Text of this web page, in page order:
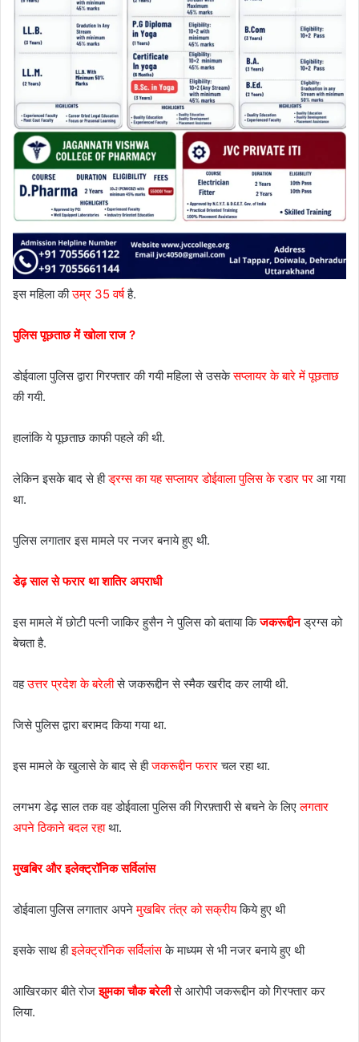
इस महिला कीउम्र 35 वर्षहै.
पुलिस पूछताछ में खोला राज ?
डोईवाला पुलिस द्वारा गिरफ्तार की गयी महिला से उसकेसप्लायर के बारे में पूछताछ
की गयी.
हालांकि ये पूछताछ काफी पहले की थी.
लेकिन इसके बाद से हीड्रग्स का यह सप्लायर डोईवाला पुलिस के रडार पर आ गया
था.
पुलिस लगातार इस मामले पर नजर बनाये हुए थी.
डेढ़ साल से फरार था शातिर अपराधी
इस मामले में छोटी पत्नी जाकिर हुसैन ने पुलिस को बताया किजकरूद्दीनड्रग्स को
बेचता है.
वहउत्तर प्रदेश के बरेलीसे जकरूद्दीन से स्मैक खरीद कर लायी थी.
जिसे पुलिस द्वारा बरामद किया गया था.
इस मामले के खुलासे के बाद से हीजकरूद्दीन फरारचल रहा था.
लगभग डेढ़ साल तक वह डोईवाला पुलिस की गिरफ़्तारी से बचने के लिएलगतार
अपने ठिकाने बदल रहाथा.
मुखबिर और इलेक्ट्रॉनिक सर्विलांस
डोईवाला पुलिस लगातार अपनेमुखबिर तंत्र को सक्रीयकिये हुए थी
इसके साथ हीइलेक्ट्रॉनिक सर्विलांसके माध्यम से भी नजर बनाये हुए थी
आखिरकार बीते रोजझुमका चौक बरेलीसे आरोपी जकरूद्दीन को गिरफ्तार कर
लिया.